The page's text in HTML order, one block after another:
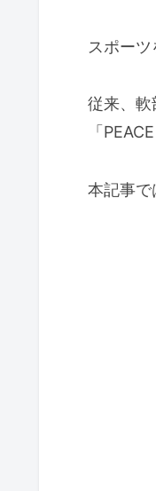
スポー
従来、軟
「
本記事で